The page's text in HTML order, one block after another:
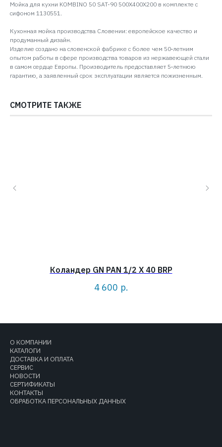
Мойка для кухни KOMBINO 50 SAT-90 500X400X200 в комплекте с
сифоном 1130551.
Кухонная мойка производства Словении: европейское качество и
продуманный дизайн.
Изделие создано на словенской фабрике с более чем 50‑летним
опытом работы в сфере производства товаров из нержавеющей стали
в самом сердце Европы. Производитель предоставляет 5‑летнюю
гарантию, а заявленный срок эксплуатации является пожизненным.
СМОТРИТЕ ТАКЖЕ
Коландер GN PAN 1/2 X 40 BRP
4 600 р.
О КОМПАНИИ
КАТАЛОГИ
ДОСТАВКА И ОПЛАТА
СЕРВИС
НОВОСТИ
СЕРТИФИКАТЫ
КОНТАКТЫ
ОБРАБОТКА ПЕРСОНАЛЬНЫХ ДАННЫХ